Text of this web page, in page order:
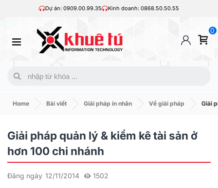
Dự án: 0909.00.99.35 Kinh doanh: 0868.50.50.55
0
Home Bài viết Giải pháp in nhãn Về giải pháp Giải
Giải pháp quản lý & kiểm kê tài sản ở
hơn 100 chi nhánh
Đăng ngày 12/11/2014 1502